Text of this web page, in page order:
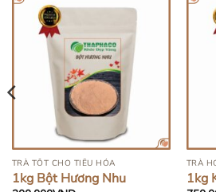
HẾT HÀNG
TRÀ TỐT CHO TIÊU HÓA
1kg Bột Hương Nhu
TRÀ
1kg